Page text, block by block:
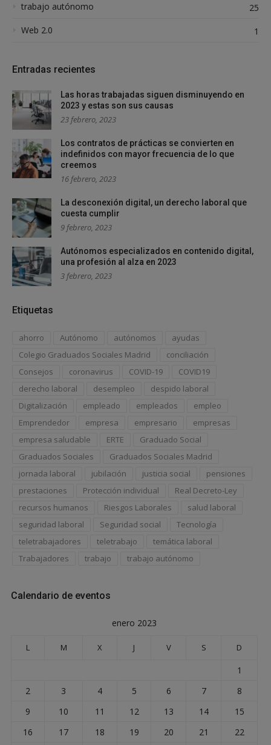
trabajo autónomo
25
Web 2.0
1
Entradas recientes
Las horas trabajadas siguen disminuyendo en
2023 y estas son sus causas
23 febrero, 2023
Los contratos de prácticas se convierten en
indefinidos con mayor frecuencia de lo que
creemos
16 febrero, 2023
La desconexión digital, un derecho laboral que
cuesta cumplir
9 febrero, 2023
Autónomos especializados en contenido digital,
una profesión al alza en 2023
3 febrero, 2023
Etiquetas
ahorro Autónomo autónomos
ayudas
Colegio Graduados Sociales Madrid
conciliación
Consejos
coronavirus COVID-19
COVID19
derecho laboral
desempleo
despido laboral
Digitalización
empleado empleados
empleo
Emprendedor
empresa empresario
empresas
empresa saludable
ERTE
Graduado Social
Graduados Sociales
Graduados Sociales Madrid
jornada laboral
jubilación justicia social
pensiones
prestaciones
Protección individual
Real Decreto-Ley
recursos humanos
Riesgos Laborales
salud laboral
seguridad laboral
Seguridad social
Tecnología
teletrabajadores
teletrabajo
temática laboral
Trabajadores
trabajo trabajo autónomo
Calendario de eventos
enero 2023
L M X J V S D
1
2
3 4 5 6 7
8
9
10 11 12 13 14
15
16
17 18 19 20 21
22